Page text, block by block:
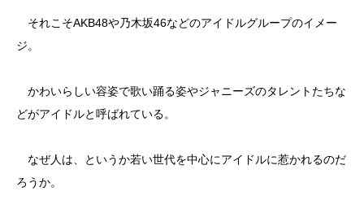
それこそAKB48や乃木坂46などのアイドルグループのイメー
ジ。
かわいらしい容姿で歌い踊る姿やジャニーズのタレントたちな
どがアイドルと呼ばれている。
なぜ人は、というか若い世代を中心にアイドルに惹かれるのだ
ろうか。